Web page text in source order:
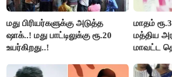
மது பிரியர்களுக்கு அடுத்த
ஷாக்..! மது பாட்டிலுக்கு ரூ.20
உயர்கிறது..!
மாதம்
மத்திய
மாவட்ட
செய்தி!